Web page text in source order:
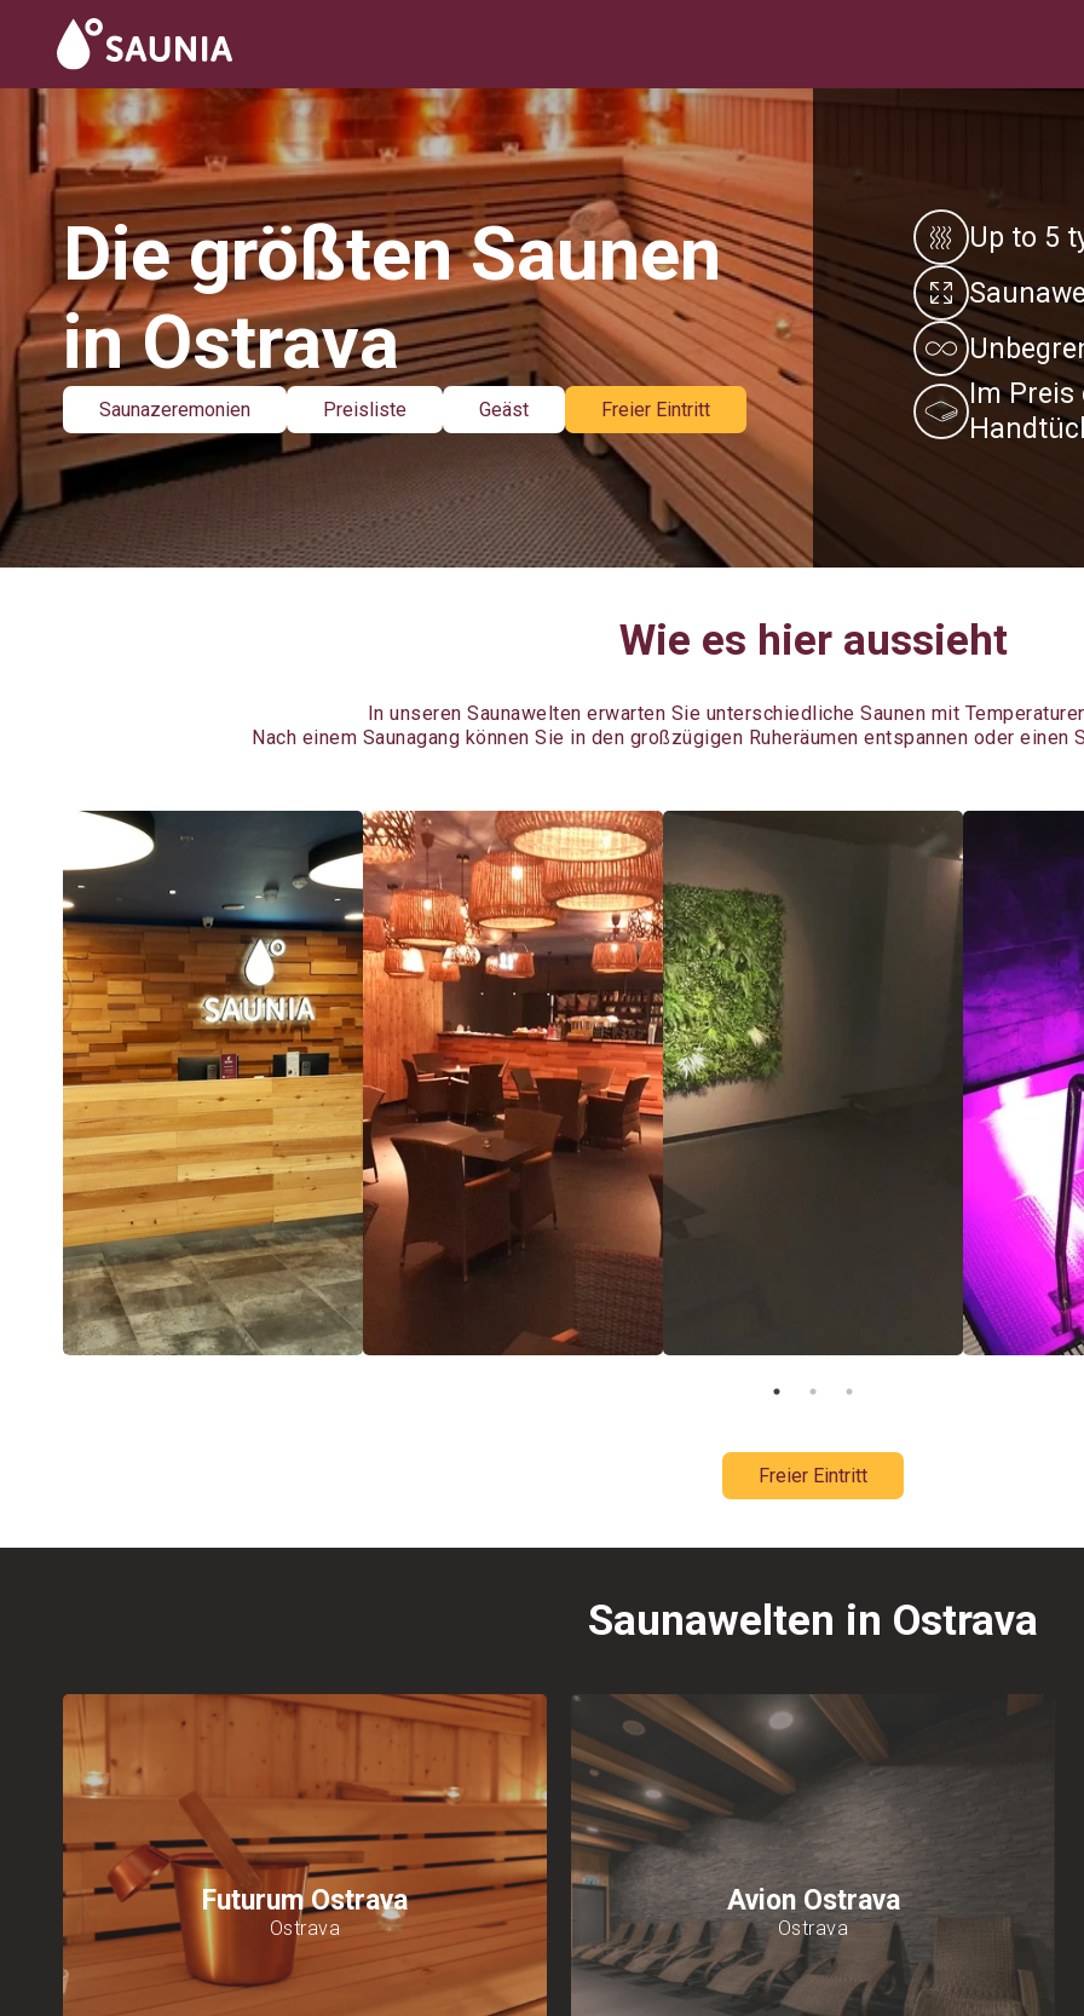
Die größten Saunen
in Ostrava
Saunazeremonien Preisliste Geäst Freier Eintritt
Up to 5
Im
Wie es hier aussieht
In unseren Saunawelten erwarten Sie unterschiedliche Saunen mit
Nach einem Saunagang können Sie in den großzügigen Ruheräumen entspannen oder einen
Freier Eintritt
Saunawelten in Ostrava
Futurum Ostrava
Ostrava
6 Arten von Saunen
5 Kühlsysteme
Saunawelt auf einer Fläche von
Avion Ostrava
Ostrava
5 Arten von Saunenund
4 Kühlsysteme
Saunawelt auf einer Fläche von 650 m²